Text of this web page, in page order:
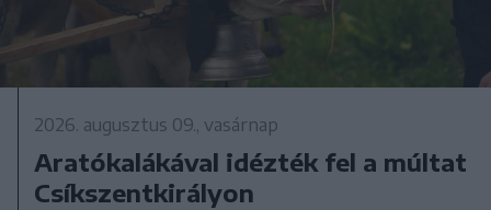
2026. augusztus 09., vasárnap
Aratókalákával idézték fel a múltat
Csíkszentkirályon